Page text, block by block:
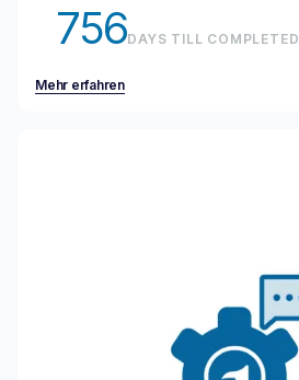
756DAYS TILL COMPLETED
Mehr erfahren